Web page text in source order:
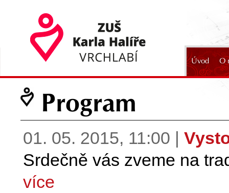
Úvod O
Program
01. 05. 2015, 11:00 |
Srdečně vás zveme na
více